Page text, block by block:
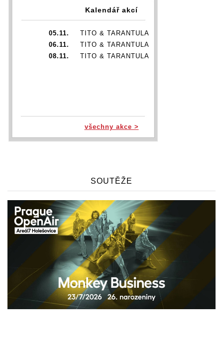
Kalendář akcí
05.11.
TITO & TARANTULA
06.11.
TITO & TARANTULA
08.11.
TITO & TARANTULA
všechny akce >
SOUTĚŽE